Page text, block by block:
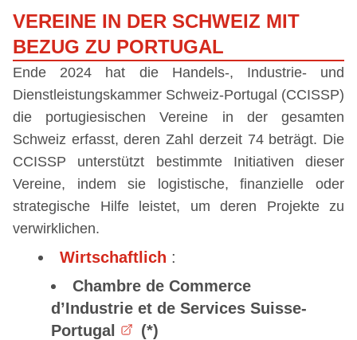
VEREINE IN DER SCHWEIZ MIT
BEZUG ZU PORTUGAL
Ende 2024 hat die Handels-, Industrie- und
Dienstleistungskammer Schweiz-Portugal (CCISSP)
die portugiesischen Vereine in der gesamten
Schweiz erfasst, deren Zahl derzeit 74 beträgt. Die
CCISSP unterstützt bestimmte Initiativen dieser
Vereine, indem sie logistische, finanzielle oder
strategische Hilfe leistet, um deren Projekte zu
verwirklichen.
Wirtschaftlich :
Chambre de Commerce
d’Industrie et de Services Suisse-
Portugal